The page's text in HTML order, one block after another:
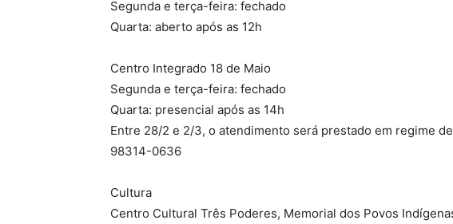
Segunda e terça-feira: fechado
Quarta: aberto após as 12h
Centro Integrado 18 de Maio
Segunda e terça-feira: fechado
Quarta: presencial após as 14h
Entre 28/2 e 2/3, o atendimento será prestado em regime
98314-0636
Cultura
Centro Cultural Três Poderes, Memorial dos Povos